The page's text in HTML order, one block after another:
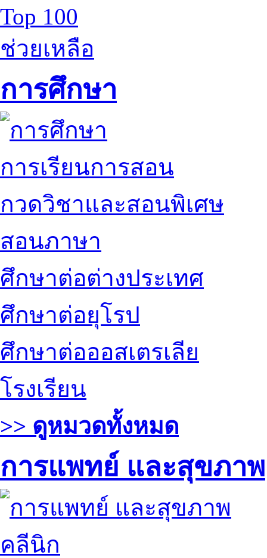
Top 100
ช่วยเหลือ
การศึกษา
การเรียนการสอน
กวดวิชาและสอนพิเศษ
สอนภาษา
ศึกษาต่อต่างประเทศ
ศึกษาต่อยุโรป
ศึกษาต่อออสเตรเลีย
โรงเรียน
>> ดูหมวดทั้งหมด
การแพทย์ และสุขภาพ
คลีนิก